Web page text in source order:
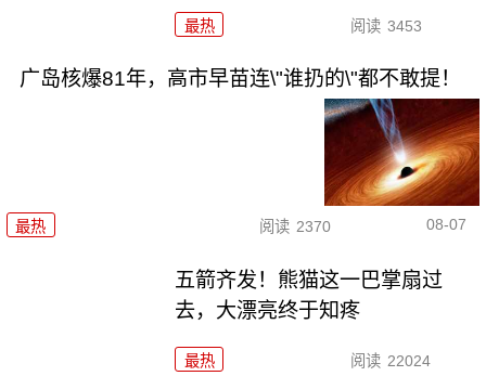
最热 阅读 3453
广岛核爆81年，高市早苗连\"谁扔的\"都不敢提！
最热 阅读 2370 08-07
五箭齐发！熊猫这一巴掌扇过
去，大漂亮终于知疼
最热 阅读 22024